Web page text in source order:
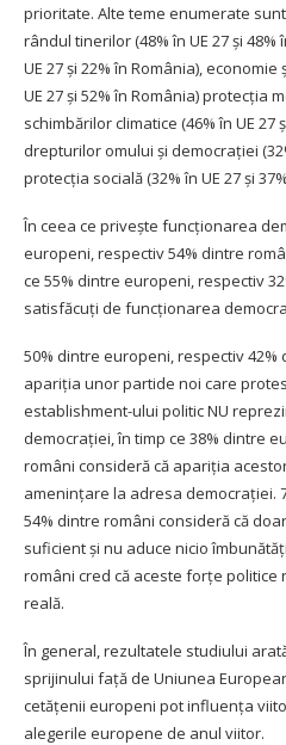
prioritate. Alte teme enumerate
rândul tinerilor (48% în UE 27 şi 48%
UE 27 şi 22% în România),
UE 27 şi 52% în România) protecţia
schimbărilor climatice (46% în UE
drepturilor omului şi democraţiei
protecţia socială (32% în UE 27 şi
În ceea ce priveşte funcționarea
europeni, respectiv 54% dintre
ce 55% dintre europeni, respectiv
satisfăcuți de funcționarea
50% dintre europeni, respectiv
apariţia unor partide noi care
establishment-ului politic NU
democraţiei, în timp ce 38% dintre
români consideră că apariția acestor
ameninţare la adresa democraţiei.
54% dintre români consideră că
suficient şi nu aduce nicio
români cred că aceste forţe politice
reală.
În general, rezultatele studiului
sprijinului faţă de Uniunea
cetăţenii europeni pot influența
alegerile europene de anul viitor.